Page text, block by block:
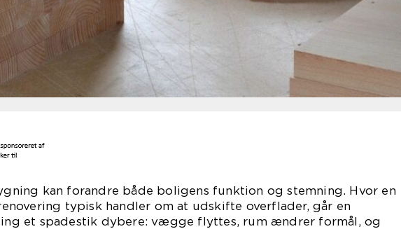
kan forandre både boligens funktion og stemning. Hvor en
typisk handler om at udskifte overflader, går en
et spadestik dybere: vægge flyttes, rum ændrer formål, og